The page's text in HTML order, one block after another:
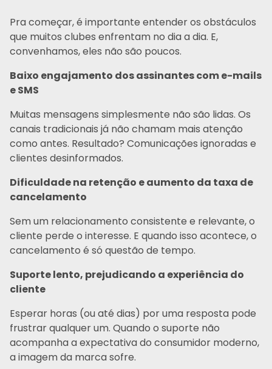
Pra começar, é importante entender os obstáculos
que muitos clubes enfrentam no dia a dia. E,
convenhamos, eles não são poucos.
Baixo engajamento dos assinantes com e-mails
e SMS
Muitas mensagens simplesmente não são lidas. Os
canais tradicionais já não chamam mais atenção
como antes. Resultado? Comunicações ignoradas e
clientes desinformados.
Dificuldade na retenção e aumento da taxa de
cancelamento
Sem um relacionamento consistente e relevante, o
cliente perde o interesse. E quando isso acontece, o
cancelamento é só questão de tempo.
Suporte lento, prejudicando a experiência do
cliente
Esperar horas (ou até dias) por uma resposta pode
frustrar qualquer um. Quando o suporte não
acompanha a expectativa do consumidor moderno,
a imagem da marca sofre.